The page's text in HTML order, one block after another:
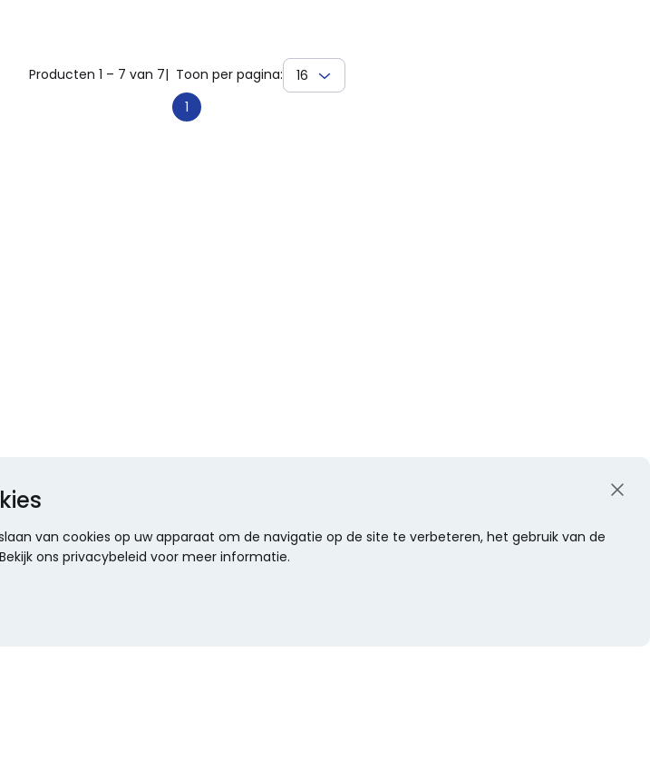
Producten 1 – 7 van 7| Toon per pagina:
16
1
van cookies op uw apparaat om de navigatie op de site te verbeteren, het gebruik van de
ons privacybeleid voor meer informatie.